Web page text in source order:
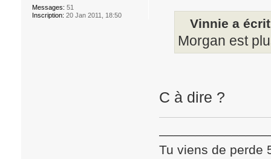
Vinnie a
Morgan est
C à dire ?
Tu viens de perde
Messages: 51
Inscription: 20 Jan 2011, 18:50